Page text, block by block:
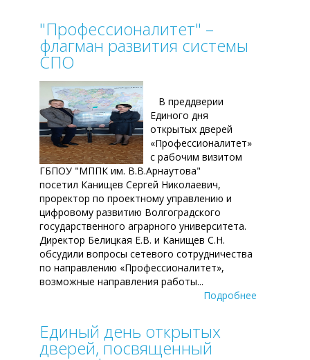
"Профессионалитет" –
флагман развития системы
СПО
В преддверии
Единого дня
открытых дверей
«Профессионалитет»
с рабочим визитом
ГБПОУ "МППК им. В.В.Арнаутова"
посетил Канищев Сергей Николаевич,
проректор по проектному управлению и
цифровому развитию Волгоградского
государственного аграрного университета.
Директор Белицкая Е.В. и Канищев С.Н.
обсудили вопросы сетевого сотрудничества
по направлению «Профессионалитет»,
возможные направления работы...
Подробнее
Единый день открытых
дверей, посвященный